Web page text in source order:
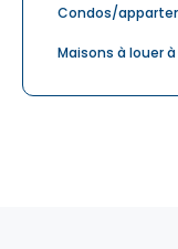
Condos/
Maisons à louer